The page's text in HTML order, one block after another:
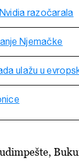
razočarala
Njemačke
ulažu u